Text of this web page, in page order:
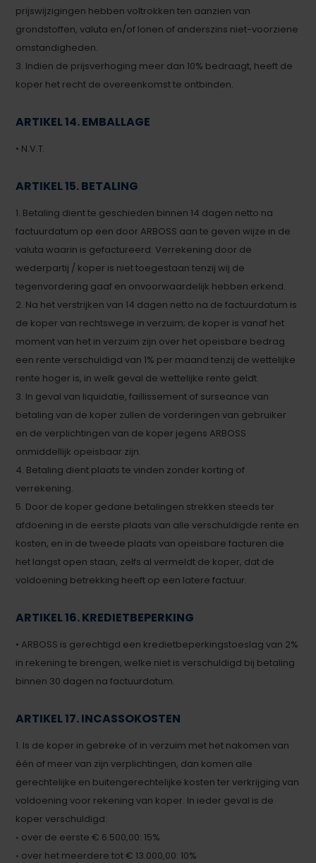
prijswijzigingen hebben voltrokken ten aanzien van
grondstoffen, valuta en/of lonen of anderszins niet-voorziene
omstandigheden.
3. Indien de prijsverhoging meer dan 10% bedraagt, heeft de
koper het recht de overeenkomst te ontbinden.
ARTIKEL 14. EMBALLAGE
• N.V.T.
ARTIKEL 15. BETALING
1. Betaling dient te geschieden binnen 14 dagen netto na
factuurdatum op een door ARBOSS aan te geven wijze in de
valuta waarin is gefactureerd. Verrekening door de
wederpartij / koper is niet toegestaan tenzij wij de
tegenvordering gaaf en onvoorwaardelijk hebben erkend.
2. Na het verstrijken van 14 dagen netto na de factuurdatum is
de koper van rechtswege in verzuim; de koper is vanaf het
moment van het in verzuim zijn over het opeisbare bedrag
een rente verschuldigd van 1% per maand tenzij de wettelijke
rente hoger is, in welk geval de wettelijke rente geldt.
3. In geval van liquidatie, faillissement of surseance van
betaling van de koper zullen de vorderingen van gebruiker
en de verplichtingen van de koper jegens ARBOSS
onmiddellijk opeisbaar zijn.
4. Betaling dient plaats te vinden zonder korting of
verrekening.
5. Door de koper gedane betalingen strekken steeds ter
afdoening in de eerste plaats van alle verschuldigde rente en
kosten, en in de tweede plaats van opeisbare facturen die
het langst open staan, zelfs al vermeldt de koper, dat de
voldoening betrekking heeft op een latere factuur.
ARTIKEL 16. KREDIETBEPERKING
• ARBOSS is gerechtigd een kredietbeperkingstoeslag van 2%
in rekening te brengen, welke niet is verschuldigd bij betaling
binnen 30 dagen na factuurdatum.
ARTIKEL 17. INCASSOKOSTEN
1. Is de koper in gebreke of in verzuim met het nakomen van
één of meer van zijn verplichtingen, dan komen alle
gerechtelijke en buitengerechtelijke kosten ter verkrijging van
voldoening voor rekening van koper. In ieder geval is de
koper verschuldigd:
◦ over de eerste € 6.500,00: 15%
◦ over het meerdere tot € 13.000,00: 10%